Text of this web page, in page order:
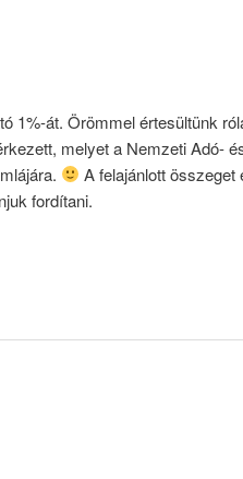
1%-át. Örömmel értesültünk
melyet a Nemzeti Adó-
A felajánlott összeget
fordítani.